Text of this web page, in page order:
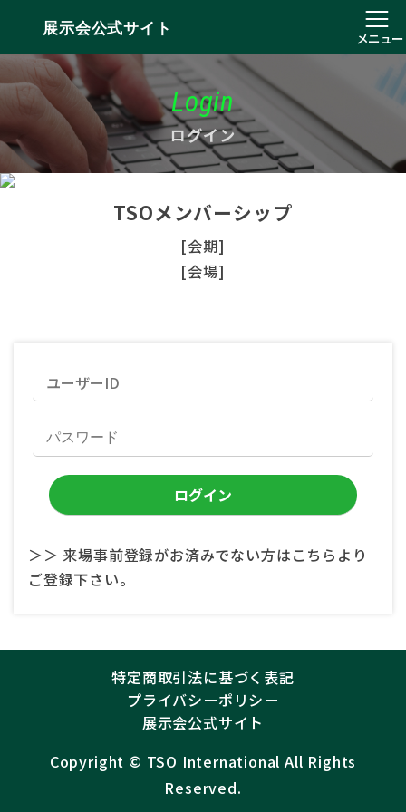
展示会公式サイト
メニュー
Login
ログイン
TSOメンバーシップ
[会期]
[会場]
＞＞ 来場事前登録がお済みでない方はこちらより
ご登録下さい。
特定商取引法に基づく表記
プライバシーポリシー
展示会公式サイト
Copyright ©︎ TSO International All Rights
Reserved.